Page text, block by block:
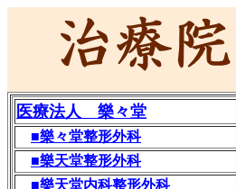
医療法人 樂々堂
■樂々堂整形外科
■樂天堂整形外科
■樂天堂内科整形外科